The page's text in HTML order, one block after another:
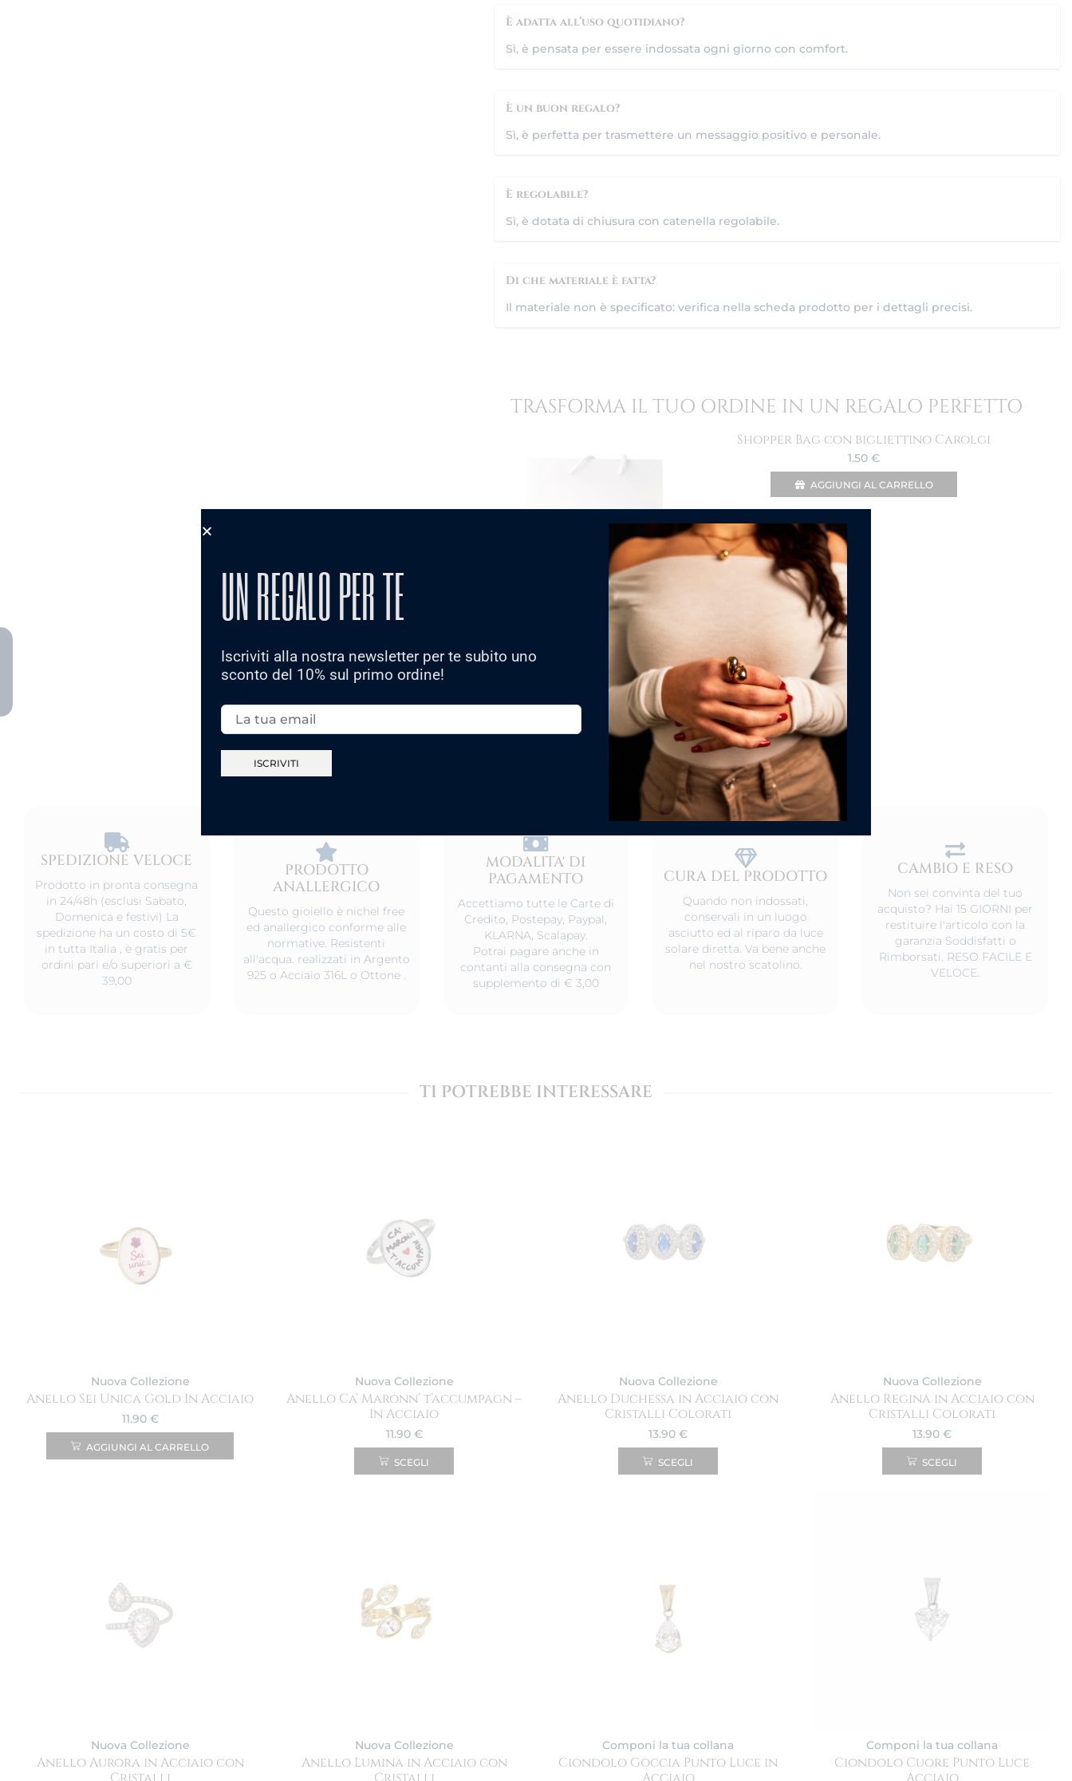
È adatta all’uso quotidiano?
Sì, è pensata per essere indossata ogni giorno con comfort.
È un buon regalo?
Sì, è perfetta per trasmettere un messaggio positivo e personale.
È regolabile?
Sì, è dotata di chiusura con catenella regolabile.
Di che materiale è fatta?
Il materiale non è specificato: verifica nella scheda prodotto per i dettagli precisi.
TRASFORMA IL TUO ORDINE IN UN REGALO PERFETTO
Shopper Bag con bigliettino Carolgi
1.50 €
AGGIUNGI AL CARRELLO
SPEDIZIONE VELOCE​
Prodotto in pronta consegna
in 24/48h (esclusi Sabato,
Domenica e festivi) La
spedizione ha un costo di 5€
in tutta Italia , è gratis per
ordini pari e/o superiori a €
39,00
PRODOTTO
ANALLERGICO
Questo gioiello è nichel free
ed anallergico conforme alle
normative. Resistenti
all'acqua. realizzati in Argento
925 o Acciaio 316L o Ottone .
MODALITA' DI
PAGAMENTO
Accettiamo tutte le Carte di
Credito, Postepay, Paypal,
KLARNA, Scalapay.
Potrai pagare anche in
contanti alla consegna con
supplemento di € 3,00
CURA DEL PRODOTTO
Quando non indossati,
conservali in un luogo
asciutto ed al riparo da luce
solare diretta. Va bene anche
nel nostro scatolino.
CAMBIO E RESO
Non sei convinta del tuo
acquisto? Hai 15 GIORNI per
restituire l'articolo con la
garanzia Soddisfatti o
Rimborsati. RESO FACILE E
VELOCE.
TI POTREBBE INTERESSARE
Nuova Collezione
Anello Sei Unica Gold In Acciaio
11.90 €
AGGIUNGI AL CARRELLO
Nuova Collezione
Anello Ca’ Maronn’ t’accumpagn –
In Acciaio
11.90 €
SCEGLI
Nuova Collezione
Anello Duchessa in Acciaio con
Cristalli Colorati
13.90 €
SCEGLI
Nuova Collezione
Anello Regina in Acciaio con
Cristalli Colorati
13.90 €
SCEGLI
Nuova Collezione
Anello Aurora in Acciaio con
Nuova Collezione
Anello Lumina in Acciaio con
Componi la tua collana
Ciondolo Goccia Punto Luce in
Componi la tua collana
Ciondolo Cuore Punto Luce
UN REGALO PER TE
Iscriviti alla nostra newsletter per te subito uno
sconto del 10% sul primo ordine!